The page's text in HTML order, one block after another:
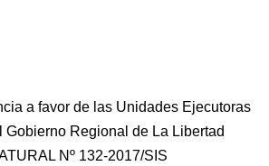
a favor de las Unidades Ejecutoras
Gobierno Regional de La Libertad
Nº 132-2017/SIS